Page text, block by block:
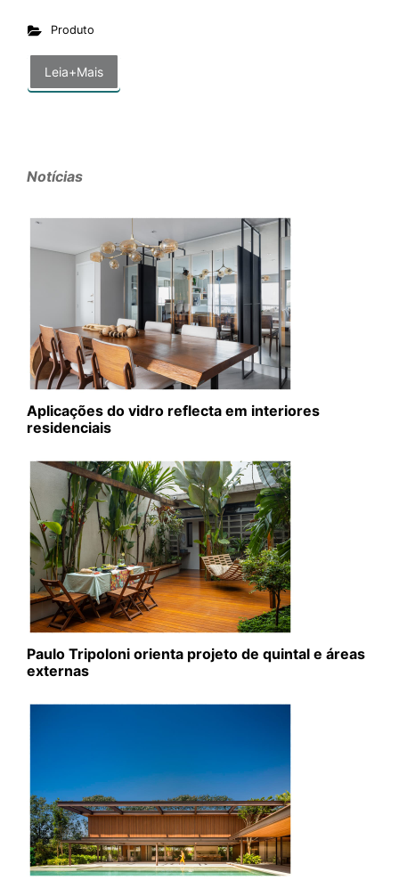
Produto
Leia+Mais
Notícias
Aplicações do vidro reflecta em interiores
residenciais
Paulo Tripoloni orienta projeto de quintal e áreas
externas